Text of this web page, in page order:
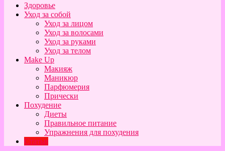
Здоровье
Уход за собой
Уход за лицом
Уход за волосами
Уход за руками
Уход за телом
Make Up
Макияж
Маникюр
Парфюмерия
Прически
Похудение
Диеты
Правильное питание
Упражнения для похудения
Статьи